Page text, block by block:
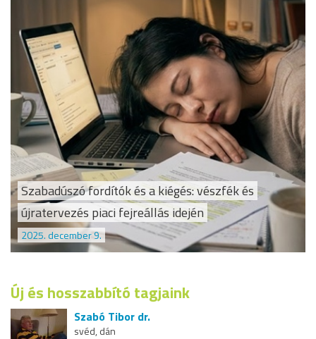
Szabadúszó fordítók és a kiégés: vészfék és
újratervezés piaci fejreállás idején
2025. december 9.
Új és hosszabbító tagjaink
Szabó Tibor dr.
svéd, dán